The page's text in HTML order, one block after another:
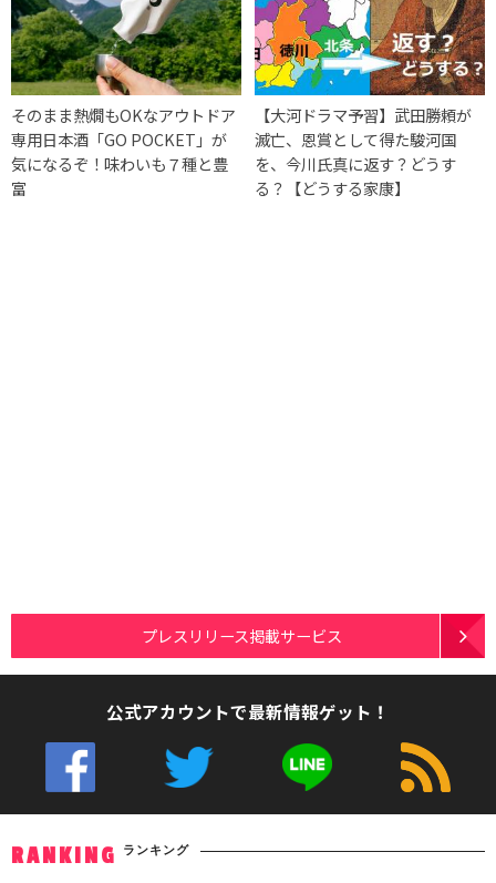
そのまま熱燗もOKなアウトドア
専用日本酒「GO POCKET」が
気になるぞ！味わいも７種と豊
富
【大河ドラマ予習】武田勝頼が
滅亡、恩賞として得た駿河国
を、今川氏真に返す？どうす
る？【どうする家康】
プレスリリース掲載サービス
公式アカウントで最新情報ゲット！
RANKING ランキング